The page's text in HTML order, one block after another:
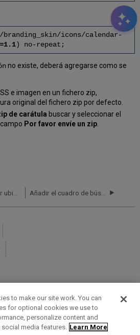
icons/calendar-
) no-repeat;
no existe, deberá agregarse como se
e imagen en un fichero zip,
original del fichero zip por defecto.
de carátula buscar y seleccionar el
Por favor envíe un zip.
Configurar la mejor ubicación Añadir el cuadro de búsqueda de Primo a la página de inicio de Alma
Contact Us
to make our site work. You can
for optional cookies we use to
personalize content and
media features. Learn More